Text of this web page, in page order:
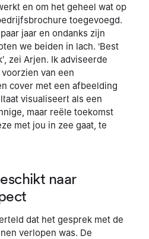
en om het geheel wat op
toegevoegd.
jaar en ondanks zijn
we beiden in lach. ‘Best
zei Arjen. Ik adviseerde
van een
cover met een afbeelding
visualiseert als een
maar reële toekomst
met jou in zee gaat, te
naar
dat het gesprek met de
verlopen was. De